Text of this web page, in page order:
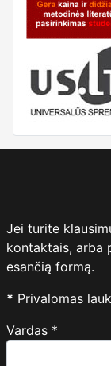
Jei turite
kontaktais, arba
esančią formą.
* Privalomas
Vardas *